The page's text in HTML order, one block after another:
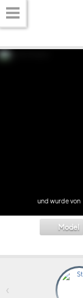
und wurde von
Model
‹